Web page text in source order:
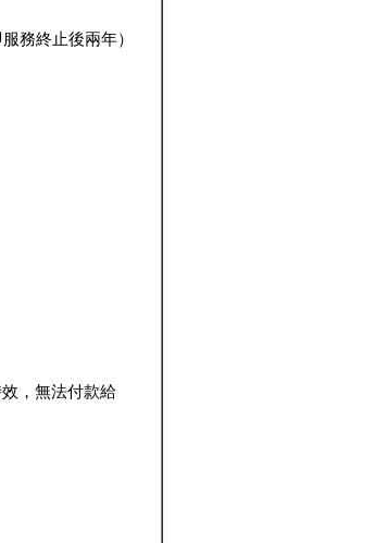
務終止後兩年）
，無法付款給